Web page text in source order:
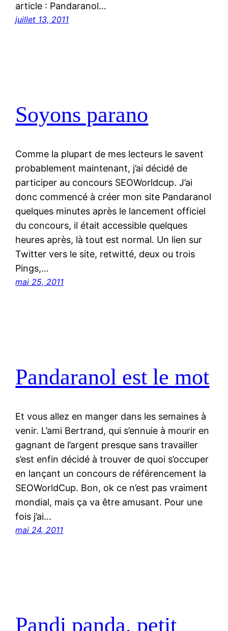
article : Pandaranol…
juillet 13, 2011
Soyons parano
Comme la plupart de mes lecteurs le savent
probablement maintenant, j’ai décidé de
participer au concours SEOWorldcup. J’ai
donc commencé à créer mon site Pandaranol
quelques minutes après le lancement officiel
du concours, il était accessible quelques
heures après, là tout est normal. Un lien sur
Twitter vers le site, retwitté, deux ou trois
Pings,…
mai 25, 2011
Pandaranol est le mot
Et vous allez en manger dans les semaines à
venir. L’ami Bertrand, qui s’ennuie à mourir en
gagnant de l’argent presque sans travailler
s’est enfin décidé à trouver de quoi s’occuper
en lançant un concours de référencement la
SEOWorldCup. Bon, ok ce n’est pas vraiment
mondial, mais ça va être amusant. Pour une
fois j’ai…
mai 24, 2011
Pandi panda, petit